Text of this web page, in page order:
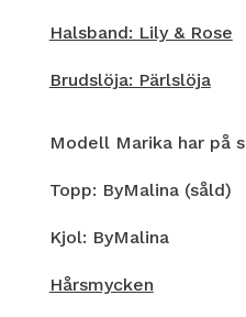
Halsband: Lily & Rose
Brudslöja: Pärlslöja
Modell Marika har på
Topp: ByMalina (såld)
Kjol: ByMalina
Hårsmycken